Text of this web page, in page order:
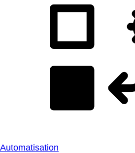
Automatisation